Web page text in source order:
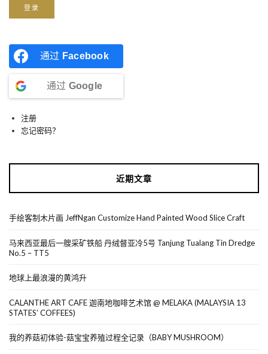
登录
通过 Facebook
通过 Google
注册
忘记密码？
近期文章
手绘客制木片画 JeffNgan Customize Hand Painted Wood Slice Craft
马来西亚最后一艘采矿铁船 丹绒督亚冷5号 Tanjung Tualang Tin Dredge
No.5 – TT5
地球上最浪漫的黄鸿升
CALANTHE ART CAFE 迦南地咖啡艺术馆 @ MELAKA (MALAYSIA 13
STATES’ COFFEES)
我的养菇初体验-菇宝宝养殖过程全记录（BABY MUSHROOM）